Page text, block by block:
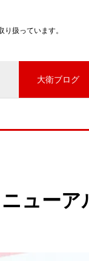
扱っています。
大衛ブログ
ューア